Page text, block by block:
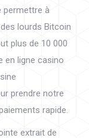
permettre à
lourds Bitcoin
plus de 10 000
en ligne casino
prendre notre
rapide.
extrait de